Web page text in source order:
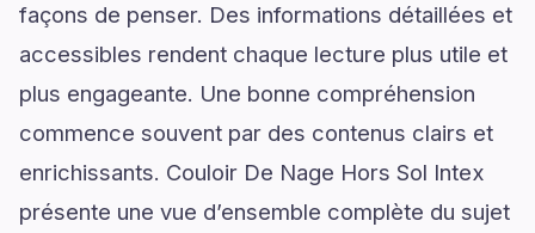
façons de penser. Des informations détaillées et
accessibles rendent chaque lecture plus utile et
plus engageante. Une bonne compréhension
commence souvent par des contenus clairs et
enrichissants. Couloir De Nage Hors Sol Intex
présente une vue d’ensemble complète du sujet